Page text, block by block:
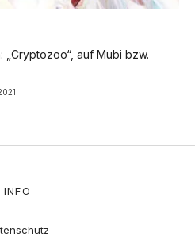
„Cryptozoo“, auf Mubi bzw.
INFO